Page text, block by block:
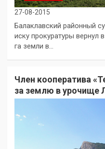
27-08-2015
Балаклавский районный
иску прокуратуры вернул
га земли в…
Член кооператива
за землю в урочище